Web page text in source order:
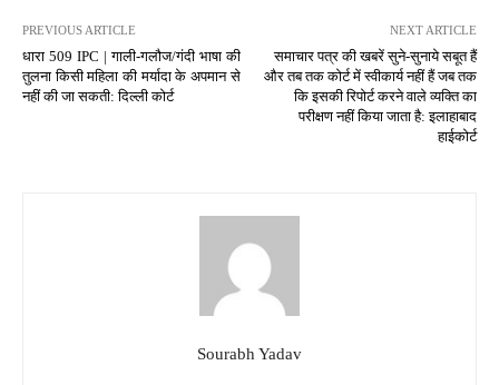
PREVIOUS ARTICLE
धारा 509 IPC | गाली-गलौज/गंदी भाषा की
तुलना किसी महिला की मर्यादा के अपमान से
नहीं की जा सकती: दिल्ली कोर्ट
NEXT ARTICLE
समाचार पत्र की खबरें सुने-सुनाये सबूत हैं
और तब तक कोर्ट में स्वीकार्य नहीं हैं जब तक
कि इसकी रिपोर्ट करने वाले व्यक्ति का
परीक्षण नहीं किया जाता है: इलाहाबाद
हाईकोर्ट
Sourabh Yadav